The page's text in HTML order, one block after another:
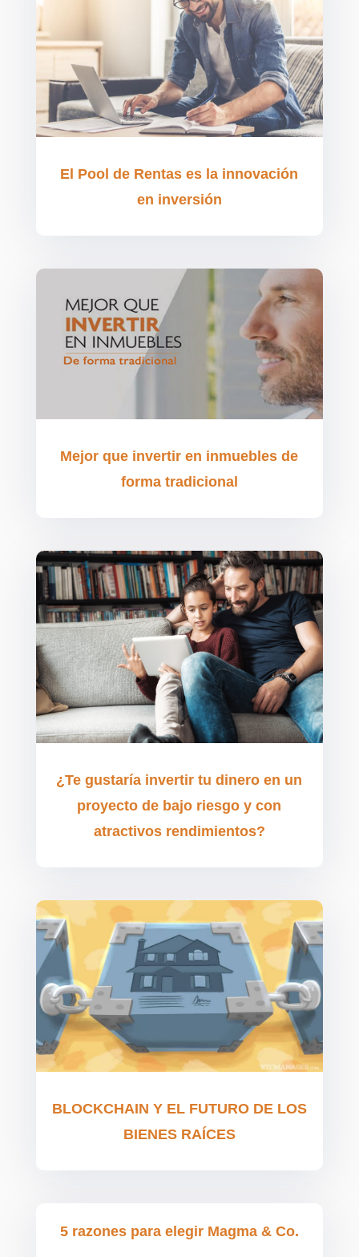
El Pool de Rentas es la innovación
en inversión
Mejor que invertir en inmuebles de
forma tradicional
¿Te gustaría invertir tu dinero en un
proyecto de bajo riesgo y con
atractivos rendimientos?
BLOCKCHAIN Y EL FUTURO DE LOS
BIENES RAÍCES
5 razones para elegir Magma & Co.